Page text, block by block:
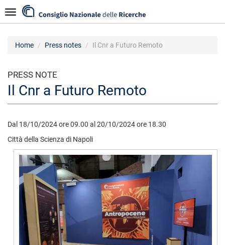
to
main
Navigazione
Home Press notes Il Cnr a Futuro Remoto
PRESS NOTE
Il Cnr a Futuro Remoto
Dal 18/10/2024 ore 09.00 al 20/10/2024 ore 18.30
Città della Scienza di Napoli